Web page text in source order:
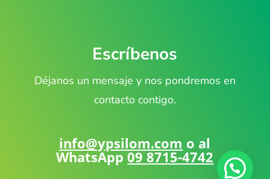
Escríbenos
Déjanos un mensaje y nos pondremos en
contacto contigo.
info@ypsilom.com o al
WhatsApp09 8715-4742